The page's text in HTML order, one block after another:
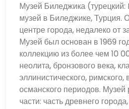
Музей Биледжика
музей в Биледжике, Турция.
центре города, недалеко от
Музей был основан в 1969
коллекцию из более чем 10
неолита, бронзового века,
эллинистического, римского,
османского периодов. Музей
части: часть древнего